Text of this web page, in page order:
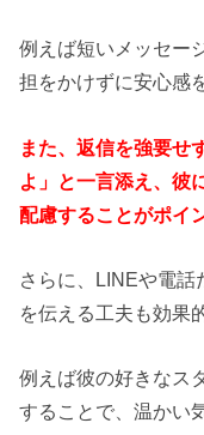
例えば短いメッセー
担をかけずに安心感
また、返信を強要せ
よ」と一言添え、彼
配慮することがポイ
さらに、LINEや電話
を伝える工夫も効果
例えば彼の好きなス
することで、温かい